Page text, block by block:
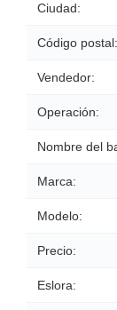
Ciudad:
Código postal:
Vendedor:
Operación:
Nombre del
Marca:
Modelo:
Precio:
Eslora: